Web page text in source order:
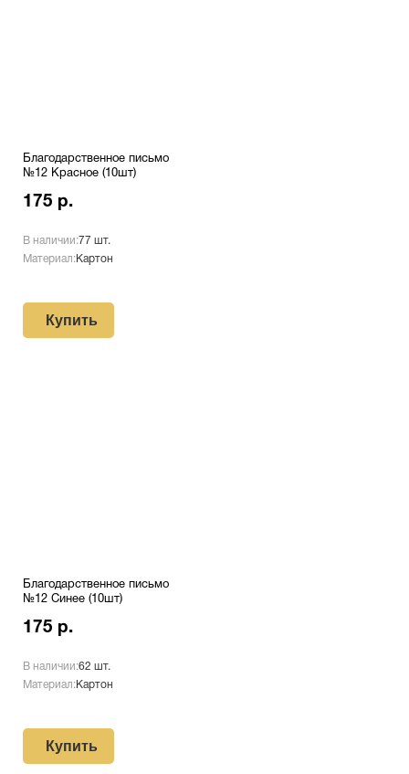
Благодарственное письмо
№12 Красное (10шт)
175 р.
В наличии:77 шт.
Материал:Картон
Купить
Благодарственное письмо
№12 Синее (10шт)
175 р.
В наличии:62 шт.
Материал:Картон
Купить